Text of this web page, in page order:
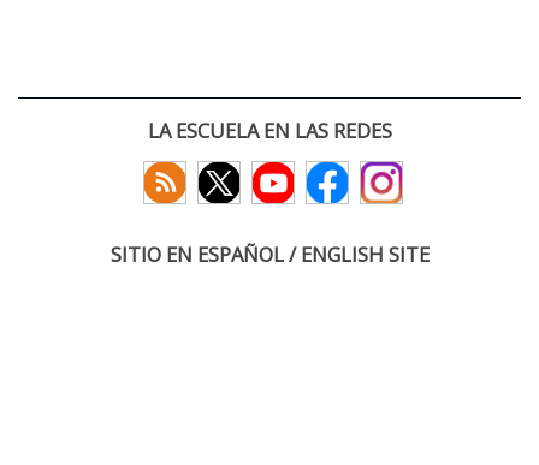
LA ESCUELA EN LAS REDES
SITIO EN ESPAÑOL / ENGLISH SITE